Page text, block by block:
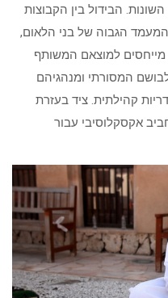
הבידול בין הקבוצות
הגבוה של בני הלאום,
למוצאם המשותף
המסורתי ומנהגיהם
קהילתית. ציד בעזרת
אקסקלוסיבי עבור